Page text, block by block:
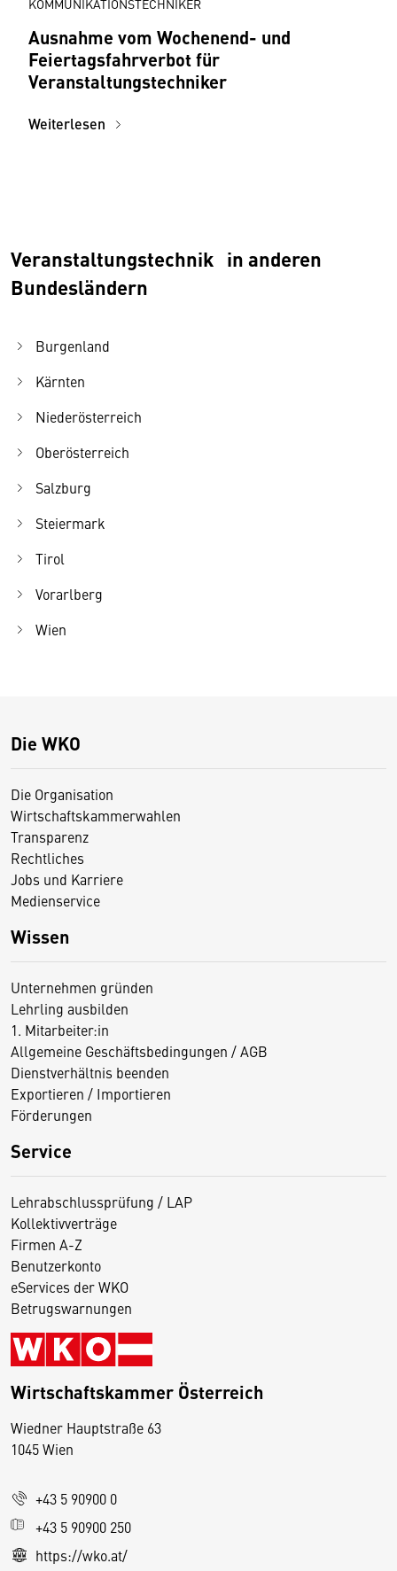
Ausnahme vom Wochenend- und
Feiertagsfahrverbot für
Veranstaltungstechniker
Weiterlesen
Veranstaltungstechnik in anderen
Bundesländern
Burgenland
Kärnten
Niederösterreich
Oberösterreich
Salzburg
Steiermark
Tirol
Vorarlberg
Wien
Die WKO
Die Organisation
Wirtschaftskammerwahlen
Transparenz
Rechtliches
Jobs und Karriere
Medienservice
Wissen
Unternehmen gründen
Lehrling ausbilden
1. Mitarbeiter:in
Allgemeine Geschäftsbedingungen / AGB
Dienstverhältnis beenden
Exportieren / Importieren
Förderungen
Service
Lehrabschlussprüfung / LAP
Kollektivverträge
Firmen A-Z
Benutzerkonto
eServices der WKO
Betrugswarnungen
Wirtschaftskammer Österreich
Wiedner Hauptstraße 63
1045 Wien
+43 5 90900 0
+43 5 90900 250
https://wko.at/
D
s
e
S